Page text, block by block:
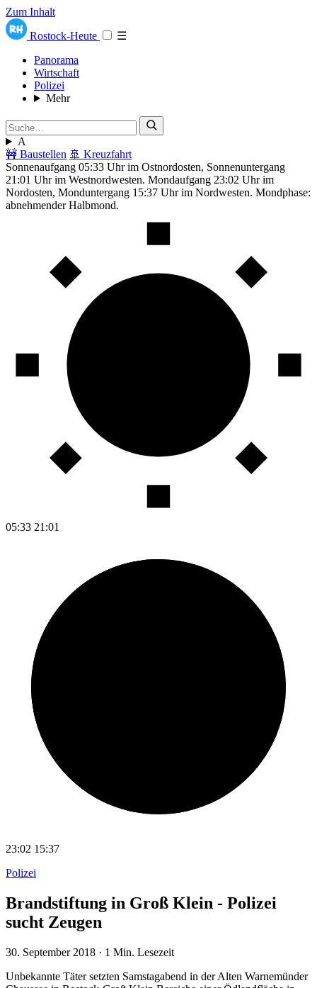
Zum Inhalt
Rostock-Heute
☰
Panorama
Wirtschaft
Polizei
Mehr
A
🚧 Baustellen 🚢 Kreuzfahrt
Sonnenaufgang 05:33 Uhr im Ostnordosten, Sonnenuntergang
21:01 Uhr im Westnordwesten. Mondaufgang 23:02 Uhr im
Nordosten, Monduntergang 15:37 Uhr im Nordwesten. Mondphase:
abnehmender Halbmond.
05:33 21:01
23:02 15:37
Polizei
Brandstiftung in Groß Klein - Polizei
sucht Zeugen
30. September 2018 · 1 Min. Lesezeit
Unbekannte Täter setzten Samstagabend in der Alten Warnemünder